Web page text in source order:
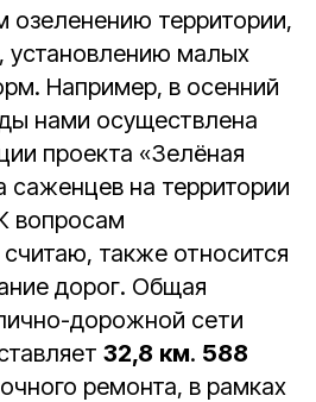
озеленению территории,
установлению малых
Например, в осенний
нами осуществлена
проекта «Зелёная
саженцев на территории
вопросам
считаю, также относится
дорог. Общая
дорожной сети
32,8 км. 588
ремонта, в рамках